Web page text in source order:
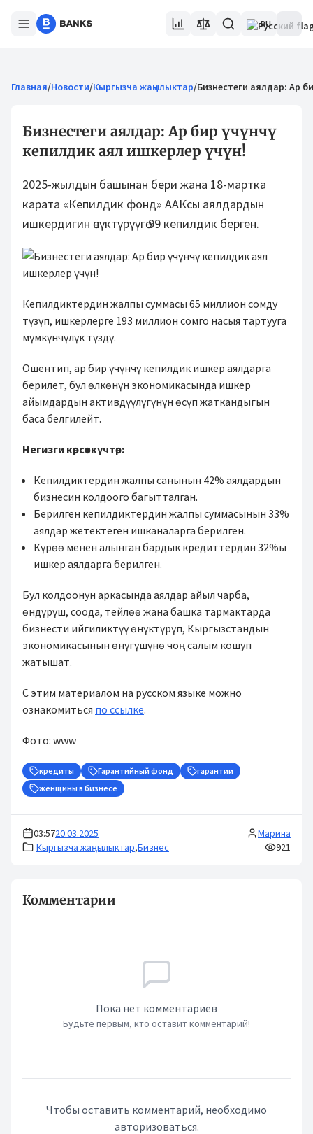
RU
Главная/Новости/Кыргызча жаңылыктар/Бизнестеги аялдар: Ар
Бизнестеги аялдар: Ар бир үчүнчү
кепилдик аял ишкерлер үчүн!
2025-жылдын башынан бери жана 18-мартка
карата «Кепилдик фонд» ААКсы аялдардын
ишкердигин өнүктүрүүгө 99 кепилдик берген.
Кепилдиктердин жалпы суммасы 65 миллион сомду
түзүп, ишкерлерге 193 миллион сомго насыя тартууга
мүмкүнчүлүк түздү.
Ошентип, ар бир үчүнчү кепилдик ишкер аялдарга
берилет, бул өлкөнүн экономикасында ишкер
айымдардын активдүүлүгүнүн өсүп жаткандыгын
баса белгилейт.
Негизги көрсөткүчтөр:
Кепилдиктердин жалпы санынын 42% аялдардын
бизнесин колдоого багытталган.
Берилген кепилдиктердин жалпы суммасынын 33%
аялдар жетектеген ишканаларга берилген.
Күрөө менен алынган бардык кредиттердин 32%ы
ишкер аялдарга берилген.
Бул колдоонун аркасында аялдар айыл чарба,
өндүрүш, соода, тейлөө жана башка тармактарда
бизнести ийгиликтүү өнүктүрүп, Кыргызстандын
экономикасынын өнүгүшүнө чоң салым кошуп
жатышат.
С этим материалом на русском языке можно
ознакомиться по ссылке.
Фото: www
кредиты Гарантийный фонд
гарантии
женщины в бизнесе
03:5720.03.2025
Кыргызча жаңылыктар,Бизнес
Марина
921
Комментарии
Пока нет комментариев
Будьте первым, кто оставит комментарий!
Чтобы оставить комментарий, необходимо
авторизоваться.